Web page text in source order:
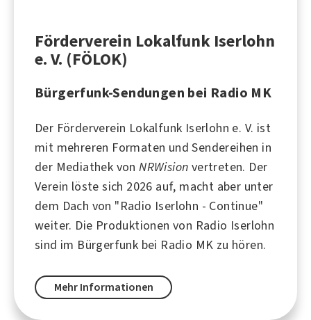
Förderverein Lokalfunk Iserlohn
e. V. (FÖLOK)
Bürgerfunk-Sendungen bei Radio MK
Der Förderverein Lokalfunk Iserlohn e. V. ist
mit mehreren Formaten und Sendereihen in
der Mediathek vonNRWision vertreten. Der
Verein löste sich 2026 auf, macht aber unter
dem Dach von "Radio Iserlohn - Continue"
weiter. Die Produktionen von Radio Iserlohn
sind im Bürgerfunk bei Radio MK zu hören.
Mehr Informationen